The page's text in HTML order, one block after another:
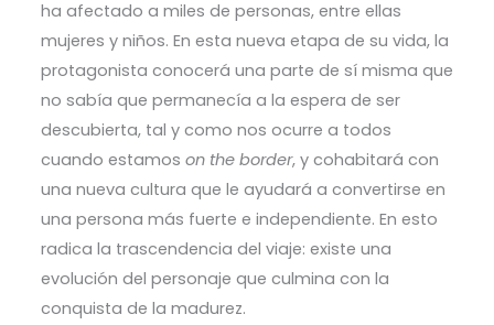
ha afectado a miles de personas, entre ellas
mujeres y niños. En esta nueva etapa de su vida, la
protagonista conocerá una parte de sí misma que
no sabía que permanecía a la espera de ser
descubierta, tal y como nos ocurre a todos
cuando estamos on the border, y cohabitará con
una nueva cultura que le ayudará a convertirse en
una persona más fuerte e independiente. En esto
radica la trascendencia del viaje: existe una
evolución del personaje que culmina con la
conquista de la madurez.